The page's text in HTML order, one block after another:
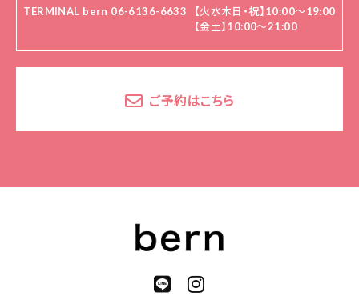
TERMINAL bern 06-6136-6633
【火水木日・祝】10:00～19:00
【金土】10:00〜21:00
ご予約はこちら